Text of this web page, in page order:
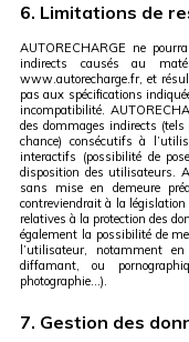
6. Limitations de
AUTORECHARGE ne
indirects causés au
www.autorecharge.fr, et
pas aux spécifications
incompatibilité.
des dommages indirects (tels
chance) consécutifs à
interactifs (possibilité de
disposition des utilisateurs.
sans mise en demeure
contreviendrait à la
relatives à la protection des
également la possibilité de
l’utilisateur, notamment
diffamant, ou
photographie…).
7. Gestion des